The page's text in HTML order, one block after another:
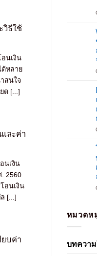
วิธีใช้
นเงิน
ด้หลาย
สนใจ
ด [...]
และค่า
นเงิน
. 2560
อนเงิน
[...]
ยบค่า
หมวดห
บทความ